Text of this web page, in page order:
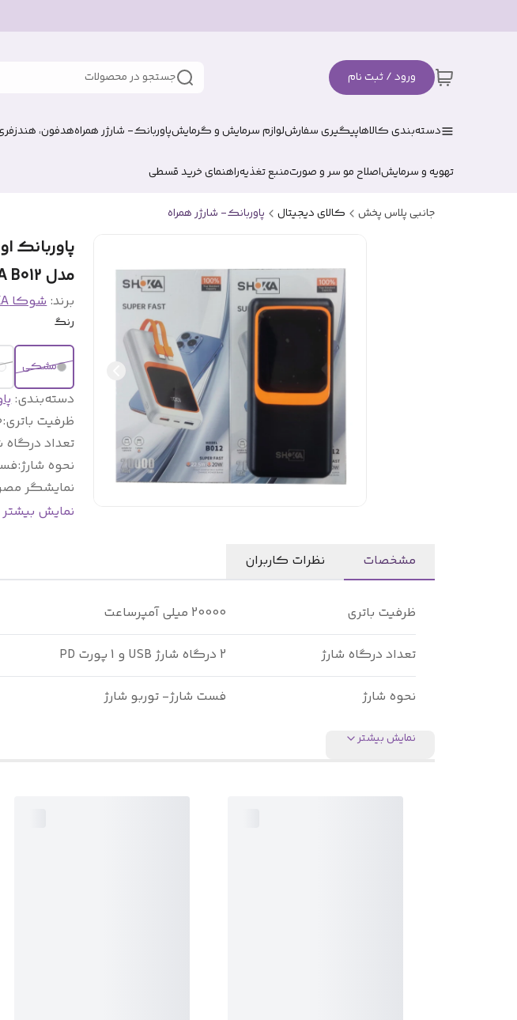
ورود / ثبت نام جستجو در محصولات
دسته‌بندی کالاهاپیگیری سفارشلوازم سرمایش و گرمایشپاوربانک- شارژر همراههدفون،
تهویه و سرمایشاصلاح مو سر و صورتمنبع تغذیهراهنمای خرید قسطی
جانبی پلاس پخش کالای دیجیتال پاوربانک- شارژر همراه
مدل SHOKA B012
برند:شوکا SHOKA
رنگ
مشکی
دسته‌بندی:
ظرفیت باتری:
تعداد درگاه
نحوه شارژ:
نمایشگر
کابل شارژ
ها:
نمایش بیشتر
مشخصات نظرات کاربران
ظرفیت باتری 20000 میلی آمپرساعت
تعداد درگاه شارژ 2 درگاه شارژ USB و 1 پورت PD
نحوه شارژ فست شارژ- توربو شارژ
نمایش بیشتر